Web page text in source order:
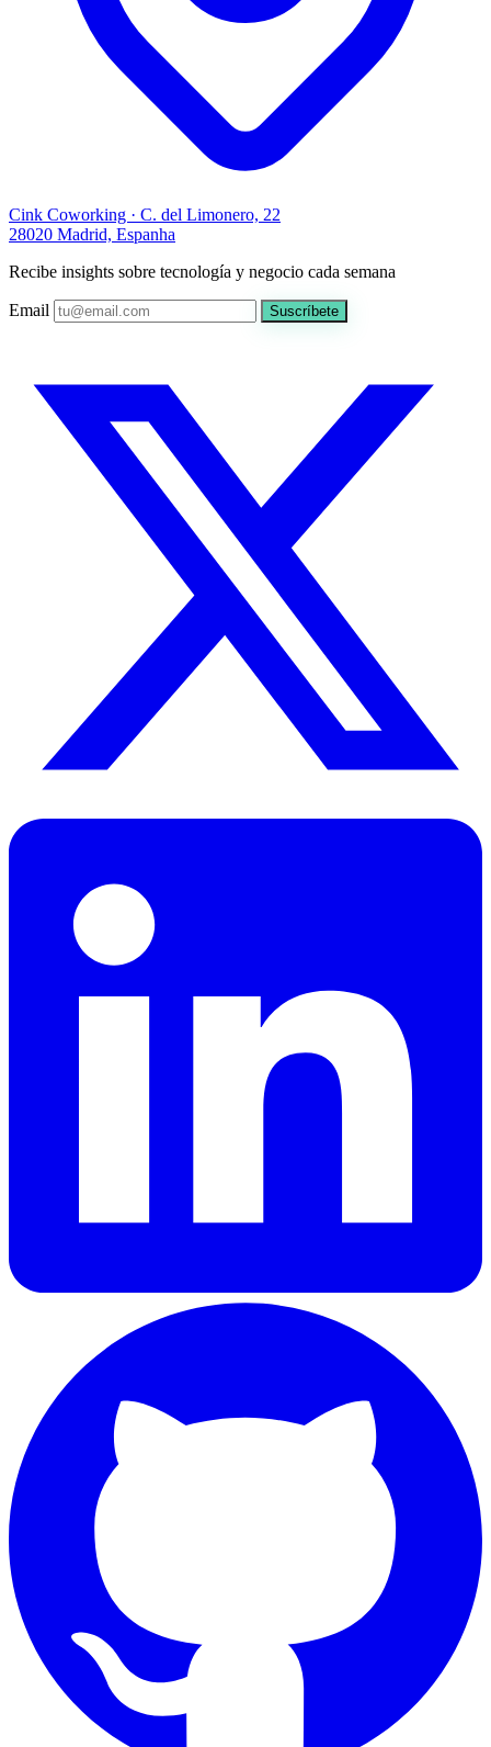
Cink Coworking · C. del Limonero, 22
28020 Madrid, Espanha
Recibe insights sobre tecnología y negocio cada semana
Email Suscríbete